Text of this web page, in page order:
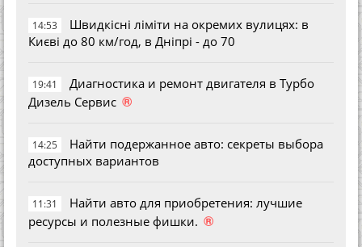
14:53
Швидкісні ліміти на окремих вулицях: в
Києві до 80 км/год, в Дніпрі - до 70
19:41
Диагностика и ремонт двигателя в Турбо
Дизель Сервис ®
14:25
Найти подержанное авто: секреты выбора
доступных вариантов
11:31
Найти авто для приобретения: лучшие
ресурсы и полезные фишки. ®